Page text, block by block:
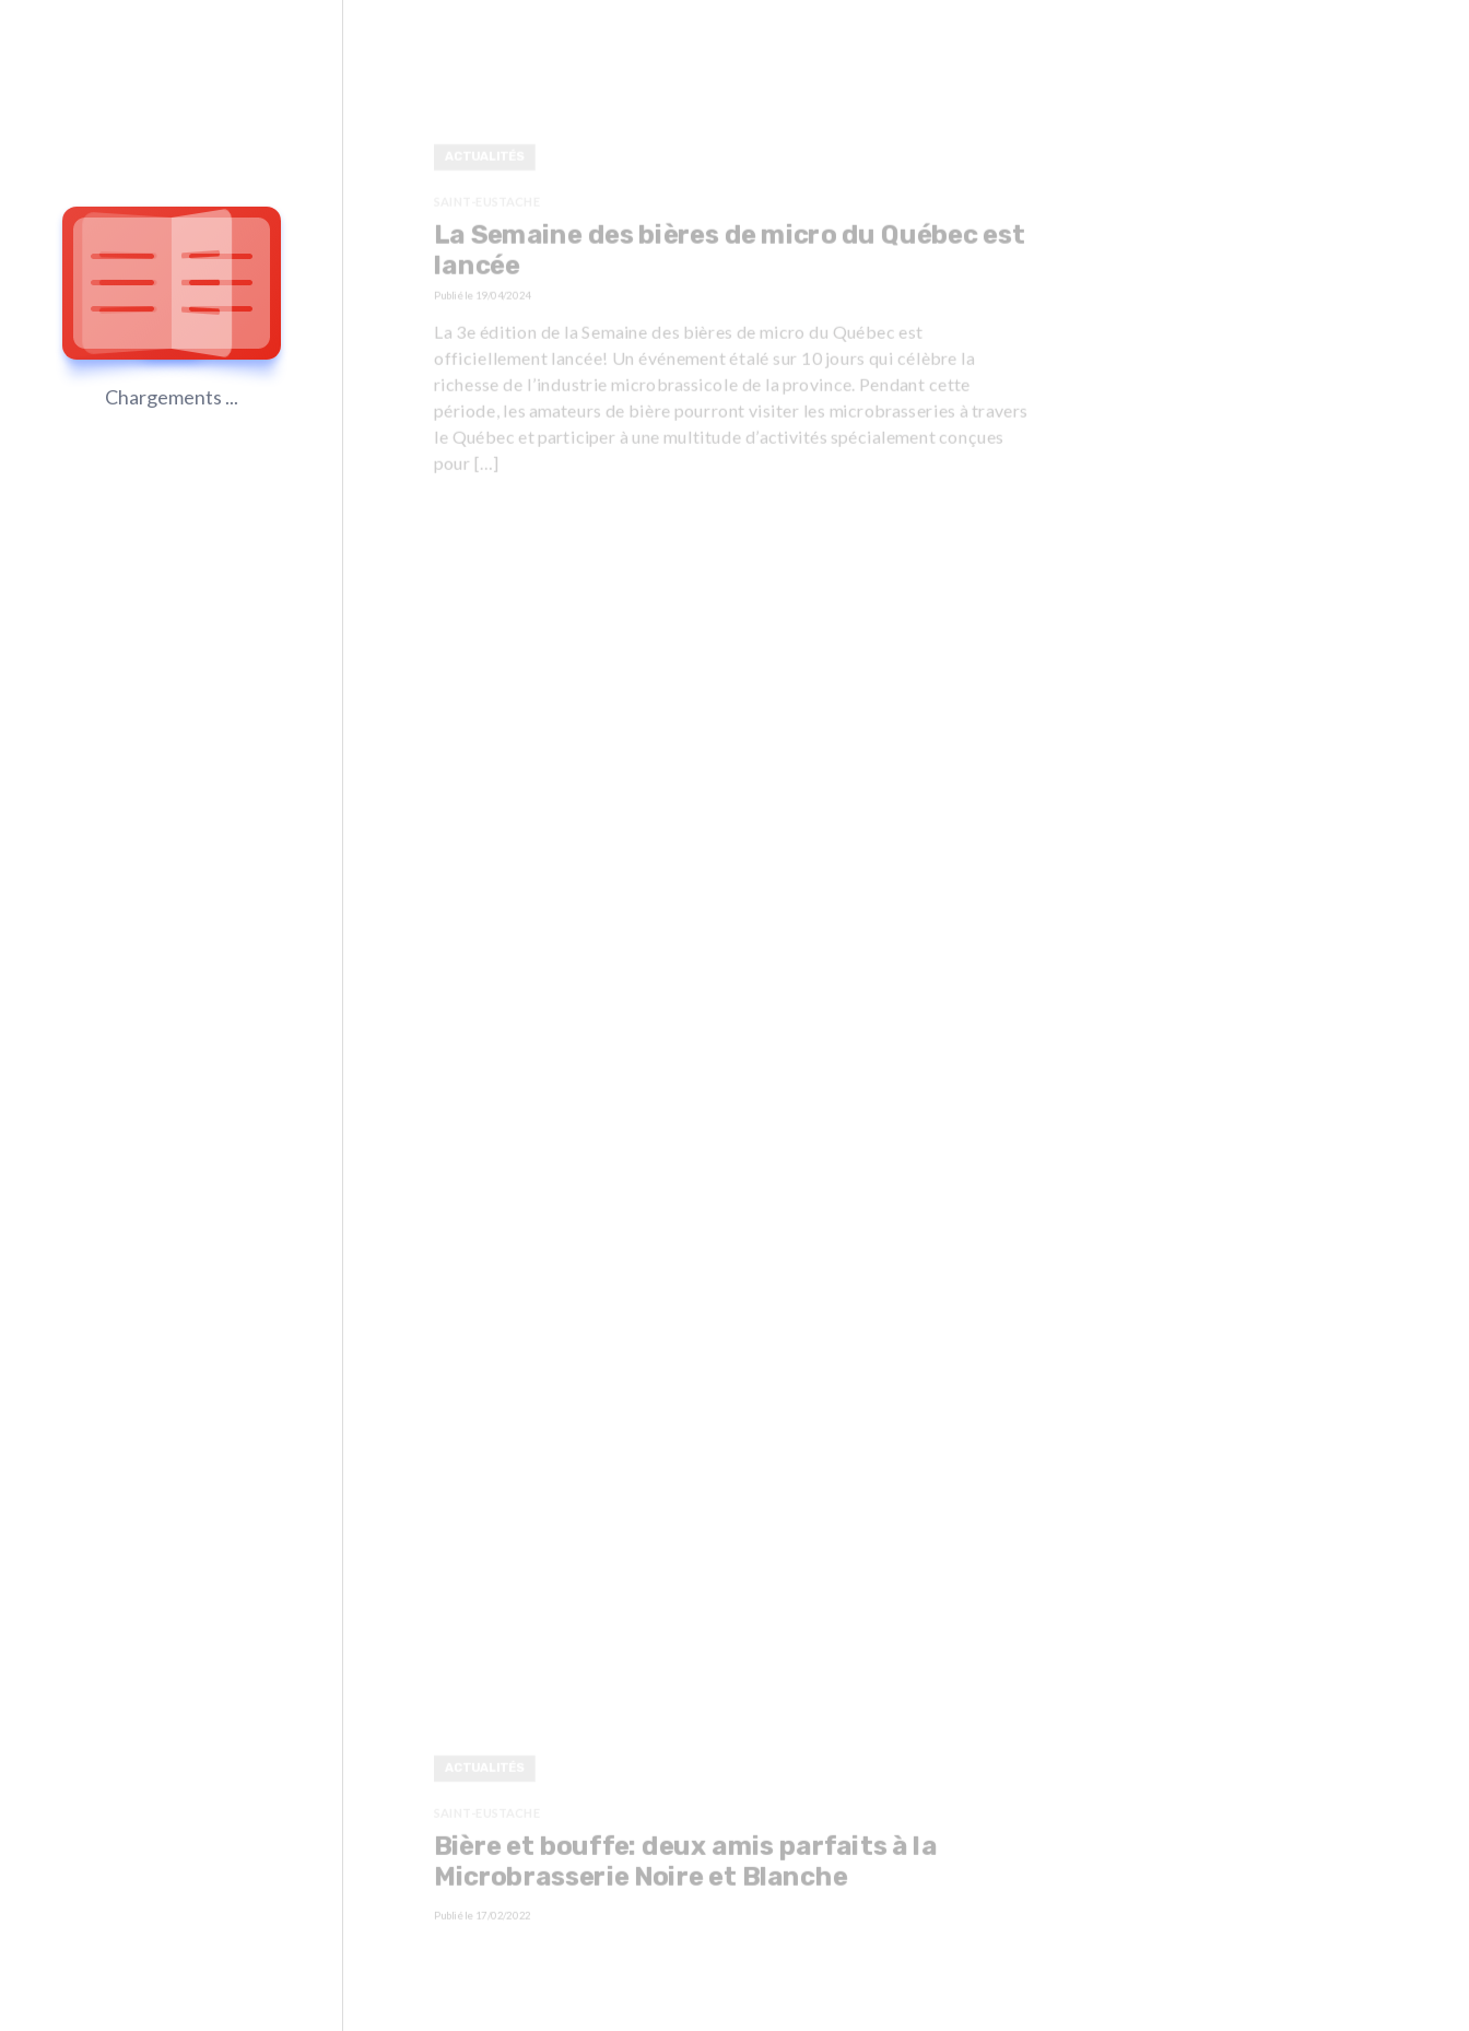
Chargements ...
La Semaine des bières de micro du Québec est
lancée
Publié le 19/04/2024
La 3e édition de la Semaine des bières de micro du Québec est
officiellement lancée! Un événement étalé sur 10 jours qui célèbre la
richesse de l’industrie microbrassicole de la province. Pendant cette
période, les amateurs de bière pourront visiter les microbrasseries à travers
le Québec et participer à une multitude d’activités spécialement conçues
pour […]
Bière et bouffe: deux amis parfaits à la
Microbrasserie Noire et Blanche
Publié le 17/02/2022